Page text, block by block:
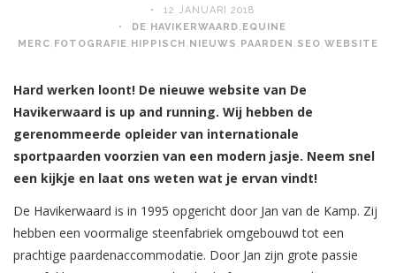
12 JANUARI 2018
DE HAVIKERWAARD, EQUINE
MERC, FOTOGRAFIE, HIPPISCH, NIEUWS , PAARDEN , SEO,WEBSITE
Hard werken loont! De nieuwe website van De
Havikerwaard is up and running. Wij hebben de
gerenommeerde opleider van internationale
sportpaarden voorzien van een modern jasje. Neem snel
een kijkje en laat ons weten wat je ervan vindt!
De Havikerwaard is in 1995 opgericht door Jan van de Kamp. Zij
hebben een voormalige steenfabriek omgebouwd tot een
prachtige paardenaccommodatie. Door Jan zijn grote passie